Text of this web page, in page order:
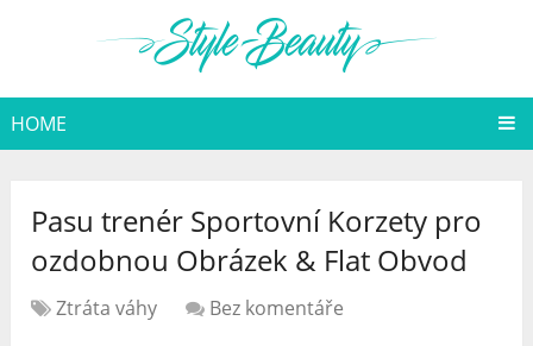
HOME
Pasu trenér Sportovní Korzety pro
ozdobnou Obrázek & Flat Obvod
Ztráta váhy
Bez komentáře